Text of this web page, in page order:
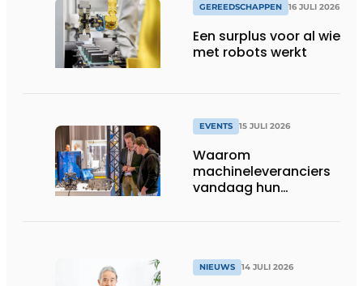
GEREEDSCHAPPEN 16 JULI 2026
Een surplus voor al wie
met robots werkt
EVENTS 15 JULI 2026
Waarom
machineleveranciers
vandaag hun
NIEUWS 14 JULI 2026